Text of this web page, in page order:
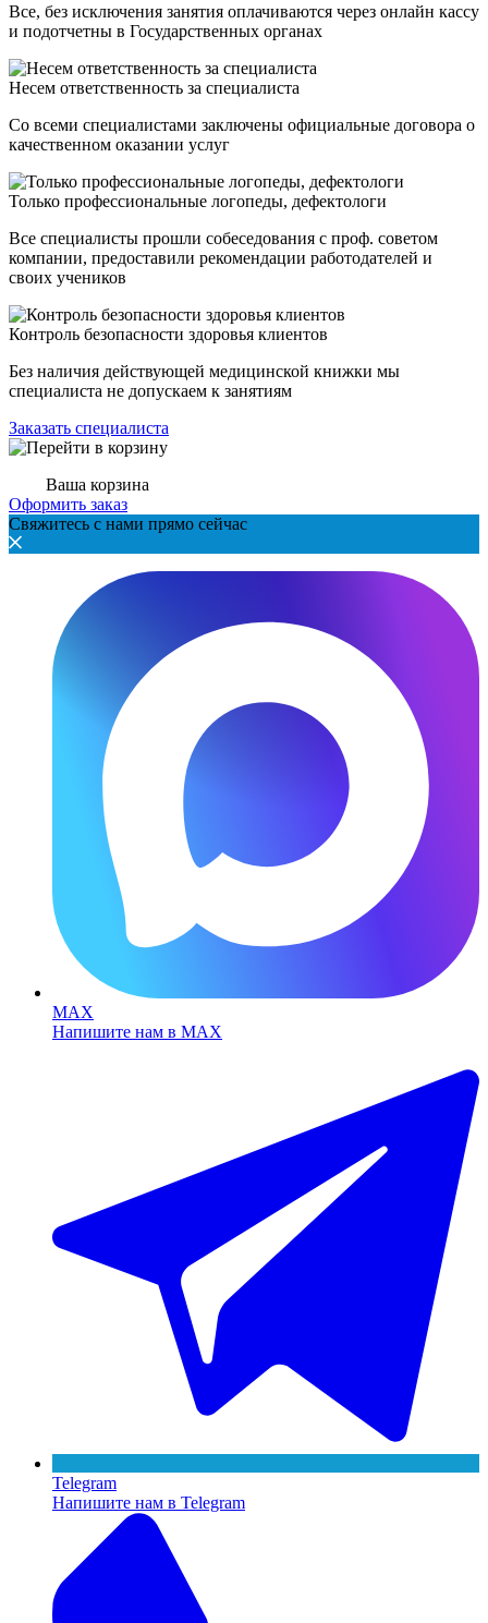
Все, без исключения занятия оплачиваются через онлайн кассу
и подотчетны в Государственных органах
Несем ответственность за специалиста
Со всеми специалистами заключены официальные договора о
качественном оказании услуг
Только профессиональные логопеды, дефектологи
Все специалисты прошли собеседования с проф. советом
компании, предоставили рекомендации работодателей и
своих учеников
Контроль безопасности здоровья клиентов
Без наличия действующей медицинской книжки мы
специалиста не допускаем к занятиям
Заказать специалиста
Ваша корзина
Оформить заказ
Свяжитесь с нами прямо сейчас
MAX
Напишите нам в MAX
Telegram
Напишите нам в Telegram